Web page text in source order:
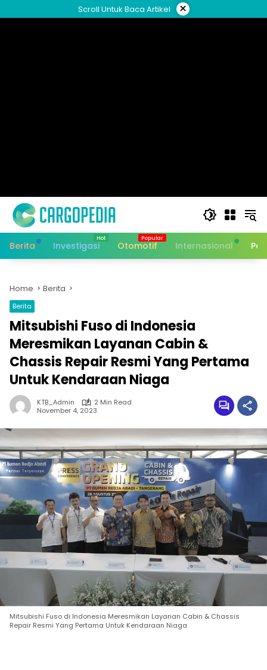
to
Scroll Untuk Baca Artikel ×
Berita Investigasi Otomotif Internasional
Home Berita
Berita
Mitsubishi Fuso di Indonesia
Meresmikan Layanan Cabin &
Chassis Repair Resmi Yang Pertama
Untuk Kendaraan Niaga
KTB_Admin
2 Min Read
November 4, 2023
Mitsubishi Fuso di Indonesia Meresmikan Layanan Cabin & Chassis
Repair Resmi Yang Pertama Untuk Kendaraan Niaga